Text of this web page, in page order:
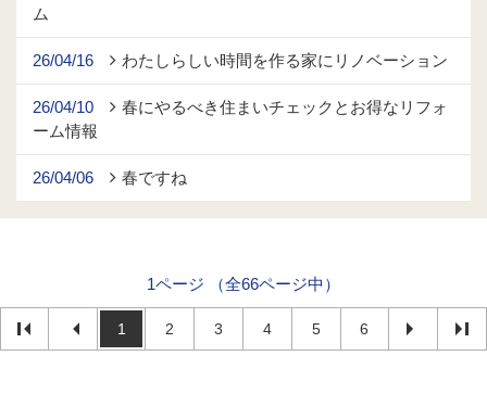
ム
26/04/16 わたしらしい時間を作る家にリノベーション
26/04/10
春にやるべき住まいチェックとお得なリフォ
ーム情報
26/04/06 春ですね
1ページ （全66ページ中）
1 2 3 4 5 6